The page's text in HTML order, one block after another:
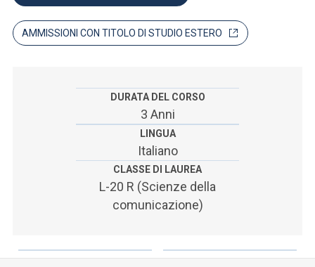
SEI UNO STUDENTE ISCRITTO?
SEI UN DOCENTE O UN MEMBRO DELLO STAFF
AMMISSIONI CON TITOLO DI STUDIO ESTERO
DURATA DEL CORSO
3 Anni
LINGUA
Italiano
CLASSE DI LAUREA
L-20 R (Scienze della
comunicazione)